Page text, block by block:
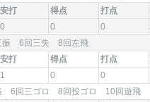
安打 得点 打点
0 0 0
振 6回三失 8回左飛
安打 得点 打点
1 0 0
6回三ゴロ 8回投ゴロ 10回遊飛